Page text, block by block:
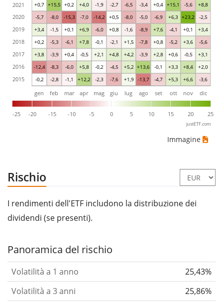
-0,2 -2,8 -1,1 +12,2 -2,3 -7,6 +1,9 -13,7 -4,7 +5,3 +6,6 -3,6
-12,4 -8,3 -6,0 +5,8 -0,2 -4,5 +5,2 +13,6 -0,1 +3,3 +8,4 +2,0
+3,8 -3,9 +0,4 -0,5 +2,1 +4,8 +4,2 -3,9 +2,8 +0,6 -0,5 +3,1
+0,2 -5,3 -6,1 +7,8 -0,1 -2,1 +1,5 -7,8 +0,8 -5,2 +3,6 -5,6
+3,4 -1,5 +0,1 +6,9 -6,0 +0,8 -1,6 -8,9 +7,6 -4,1 +0,1 +3,4
-5,7 -8,0 -15,3 -7,0 -14,2 +0,5 -8,0 -5,0 -6,9 +6,3 +23,2 -2,5
+0,7 +15,5 +0,2 +4,0 -1,9 -2,7 -6,5 -3,4 +0,4 +15,1 -5,6 +8,8
-25 -20 -15 -10 -5 0 5 10 15 20 25
gen feb mar apr mag giu lug ago set ott nov dic
2015
2016
2017
2018
2019
2020
2021
justETF.com
Immagine
Rischio
I rendimenti dell'ETF includono la distribuzione dei
dividendi (se presenti).
Panoramica del rischio
Volatilità a 1 anno
25,43%
Volatilità a 3 anni
25,86%